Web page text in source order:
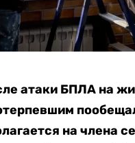
атаки БПЛА на
на члена